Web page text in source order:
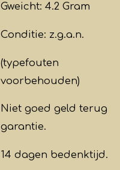
Gweicht: 4.2 Gram
Conditie: z.g.a.n.
(typefouten
voorbehouden)
Niet goed geld terug
garantie.
14 dagen bedenktijd.